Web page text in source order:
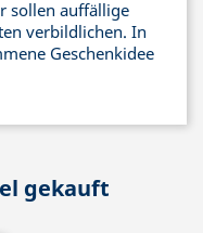
sollen auffällige
verbildlichen. In
Geschenkidee
gekauft